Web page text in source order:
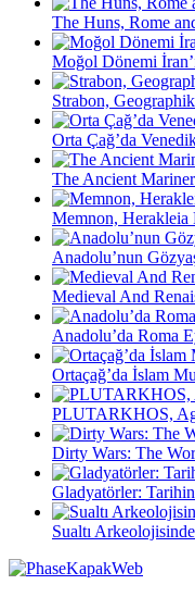
The Huns, Rome
Moğol Dönemi
Strabon,
Orta Çağ’da
The Ancient
Memnon, Herakleia
Anadolu’nun
Medieval And
Anadolu’da Roma
Ortaçağ’da İslam
PLUTARKHOS,
Dirty Wars: The
Gladyatörler:
Sualtı